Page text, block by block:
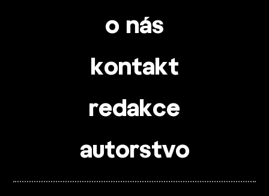
o nás
kontakt
redakce
autorstvo